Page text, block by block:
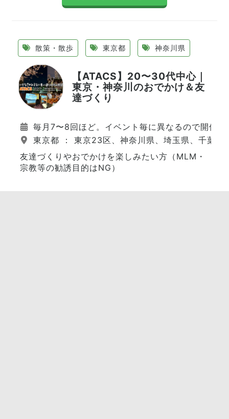
散策・散歩 東京都 神奈川県
【ATACS】20〜30代中心｜
東京・神奈川のおでかけ＆友
達づくり
毎月7〜8回ほど。イベント毎に異なるので開催
東京都 ： 東京23区、神奈川県、埼玉県、千葉県
友達づくりやおでかけを楽しみたい方（MLM・
宗教等の勧誘目的はNG）